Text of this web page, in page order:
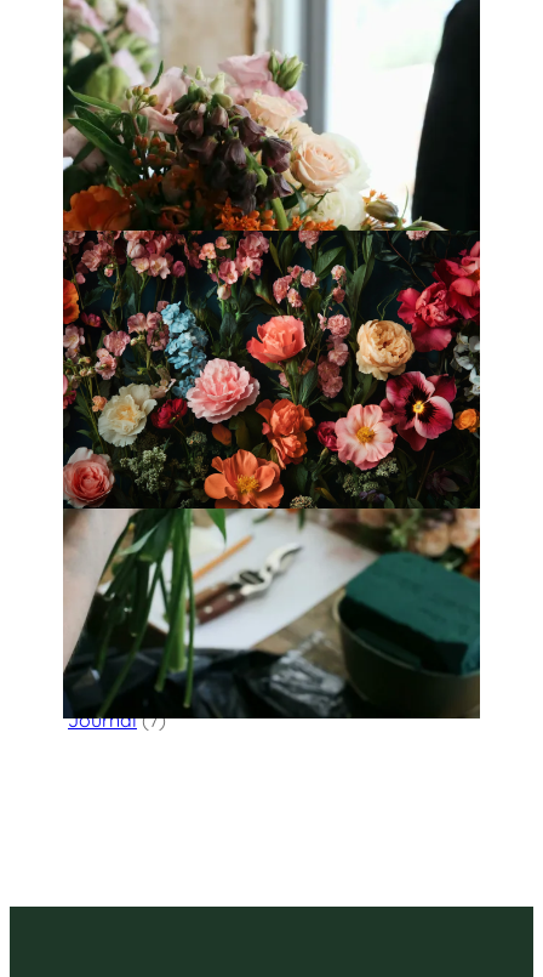
香港母親節最佳花店
Fleurology by H.：奢華花藝工作室
Categories
Flower Delivery(123)
HK Florist Directory
(30)
Journal(7)